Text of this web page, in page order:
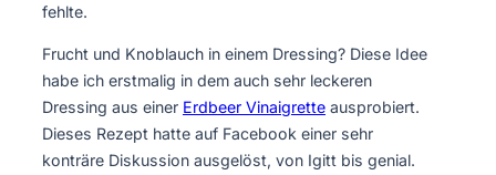
fehlte.
Frucht und Knoblauch in einem Dressing? Diese Idee
habe ich erstmalig in dem auch sehr leckeren
Dressing aus einer Erdbeer Vinaigrette ausprobiert.
Dieses Rezept hatte auf Facebook einer sehr
konträre Diskussion ausgelöst, von Igitt bis genial.